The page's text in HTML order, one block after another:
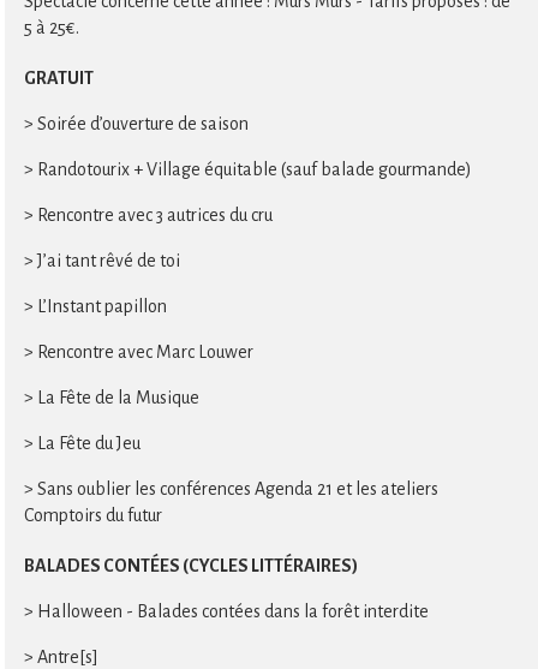
5 à 25€.
GRATUIT
> Soirée d’ouverture de saison
> Randotourix + Village équitable (sauf balade gourmande)
> Rencontre avec 3 autrices du cru
> J’ai tant rêvé de toi
> L’Instant papillon
> Rencontre avec Marc Louwer
> La Fête de la Musique
> La Fête du Jeu
> Sans oublier les conférences Agenda 21 et les ateliers
Comptoirs du futur
BALADES CONTÉES (CYCLES LITTÉRAIRES)
> Halloween - Balades contées dans la forêt interdite
> Antre[s]